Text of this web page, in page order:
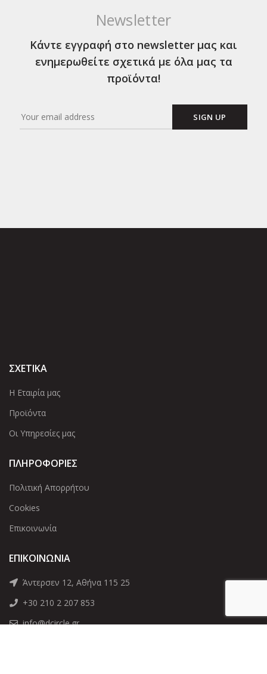
Newsletter
Κάντε εγγραφή στο newsletter μας και
ενημερωθείτε σχετικά με όλα μας τα
προϊόντα!
ΣΧΕΤΙΚΑ
Η Εταιρία μας
Προϊόντα
Οι Υπηρεσίες μας
ΠΛΗΡΟΦΟΡΙΕΣ
Πολιτική Απορρήτου
Cookies
Επικοινωνία
ΕΠΙΚΟΙΝΩΝΊΑ
Άντερσεν 12, Αθήνα 115 25
+30 210 2 207 853
info@dcircle.gr